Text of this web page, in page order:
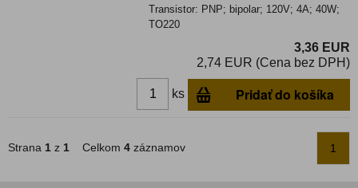
Transistor: PNP; bipolar; 120V; 4A; 40W;
TO220
3,36 EUR
2,74 EUR (Cena bez DPH)
ks Pridať do košíka
Strana 1 z 1 Celkom 4 záznamov 1